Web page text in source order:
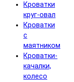
Кроватки
круг-овал
Кроватки
с
маятником
Кроватки-
качалки,
колесо